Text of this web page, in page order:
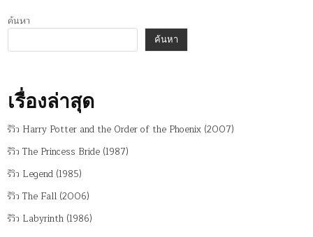
ค้นหา
ค้นหา
เรื่องล่าสุด
รีวิว Harry Potter and the Order of the Phoenix (2007)
รีวิว The Princess Bride (1987)
รีวิว Legend (1985)
รีวิว The Fall (2006)
รีวิว Labyrinth (1986)